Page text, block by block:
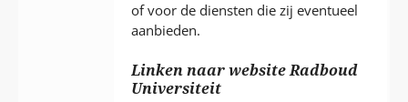
of voor de diensten die zij eventueel
aanbieden.
Linken naar website Radboud
Universiteit